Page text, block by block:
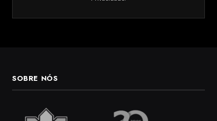
SOBRE NÓS